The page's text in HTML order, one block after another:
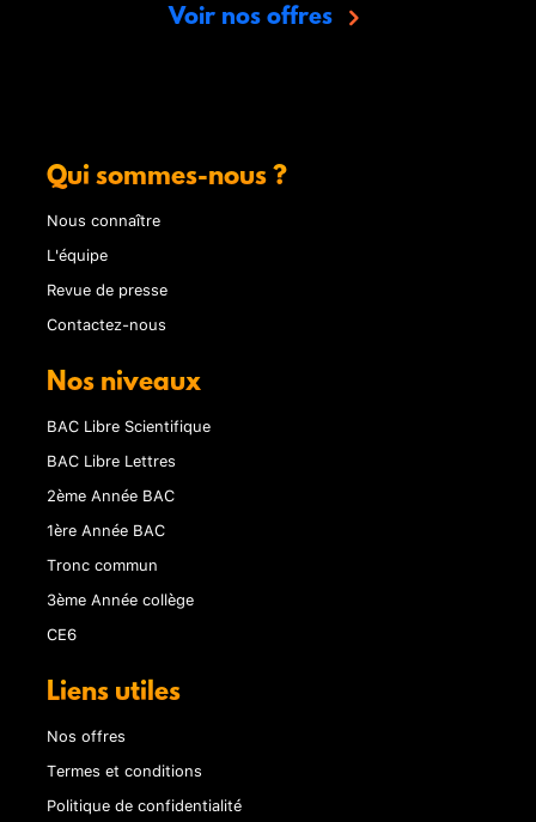
Voir nos offres
Qui sommes-nous ?
Nous connaître
L'équipe
Revue de presse
Contactez-nous
Nos niveaux
BAC Libre Scientifique
BAC Libre Lettres
2ème Année BAC
1ère Année BAC
Tronc commun
3ème Année collège
CE6
Liens utiles
Nos offres
Termes et conditions
Politique de confidentialité